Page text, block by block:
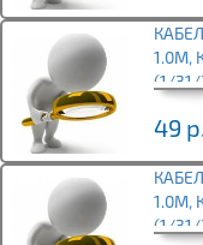
1.0М,
(1/31/
49
1.0М,
(1/31/